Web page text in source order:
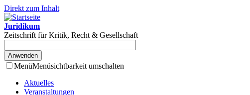
Direkt zum Inhalt
Juridikum
Zeitschrift für Kritik, Recht & Gesellschaft
MenüMenüsichtbarkeit umschalten
Aktuelles
Veranstaltungen